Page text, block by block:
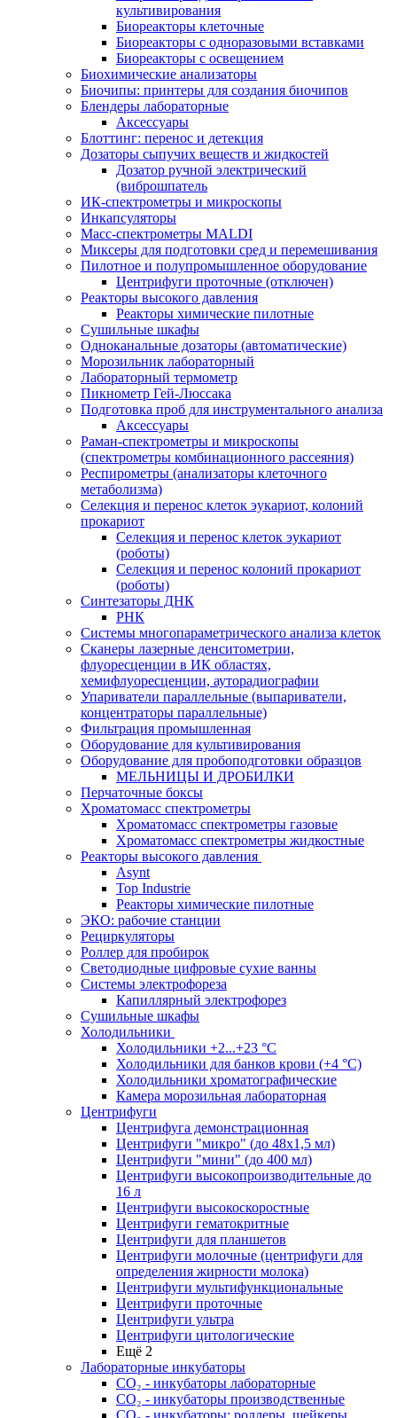
культивирования
Биореакторы клеточные
Биореакторы с одноразовыми вставками
Биореакторы с освещением
Биохимические анализаторы
Биочипы: принтеры для создания биочипов
Блендеры лабораторные
Аксессуары
Блоттинг: перенос и детекция
Дозаторы сыпучих веществ и жидкостей
Дозатор ручной электрический
(виброшпатель
ИК-спектрометры и микроскопы
Инкапсуляторы
Масс-спектрометры MALDI
Миксеры для подготовки сред и перемешивания
Пилотное и полупромышленное оборудование
Центрифуги проточные (отключен)
Реакторы высокого давления
Реакторы химические пилотные
Сушильные шкафы
Одноканальные дозаторы (автоматические)
Морозильник лабораторный
Лабораторный термометр
Пикнометр Гей-Люссака
Подготовка проб для инструментального анализа
Аксессуары
Раман-спектрометры и микроскопы
(спектрометры комбинационного рассеяния)
Респирометры (анализаторы клеточного
метаболизма)
Селекция и перенос клеток эукариот, колоний
прокариот
Селекция и перенос клеток эукариот
(роботы)
Селекция и перенос колоний прокариот
(роботы)
Синтезаторы ДНК
РНК
Системы многопараметрического анализа клеток
Сканеры лазерные денситометрии,
флуоресценции в ИК областях,
хемифлуоресценции, ауторадиографии
Упариватели параллельные (выпариватели,
концентраторы параллельные)
Фильтрация промышленная
Оборудование для культивирования
Оборудование для пробоподготовки образцов
МЕЛЬНИЦЫ И ДРОБИЛКИ
Перчаточные боксы
Хроматомасс спектрометры
Хроматомасс спектрометры газовые
Хроматомасс спектрометры жидкостные
Реакторы высокого давления
Asynt
Top Industrie
Реакторы химические пилотные
ЭКО: рабочие станции
Рециркуляторы
Роллер для пробирок
Светодиодные цифровые сухие ванны
Системы электрофореза
Капиллярный электрофорез
Сушильные шкафы
Холодильники
Холодильники +2...+23 °С
Холодильники для банков крови (+4 °С)
Холодильники хроматографические
Камера морозильная лабораторная
Центрифуги
Центрифуга демонстрационная
Центрифуги "микро" (до 48x1,5 мл)
Центрифуги "мини" (до 400 мл)
Центрифуги высокопроизводительные до
16 л
Центрифуги высокоскоростные
Центрифуги гематокритные
Центрифуги для планшетов
Центрифуги молочные (центрифуги для
определения жирности молока)
Центрифуги мультифункциональные
Центрифуги проточные
Центрифуги ультра
Центрифуги цитологические
Ещё 2
Лабораторные инкубаторы
СО₂ - инкубаторы лабораторные
СО₂ - инкубаторы производственные
СО₂ - инкубаторы: роллеры, шейкеры,